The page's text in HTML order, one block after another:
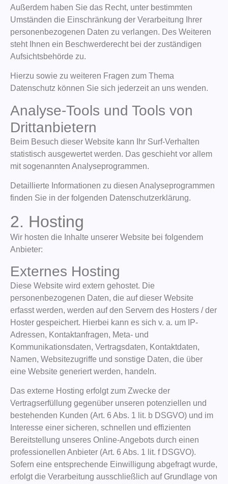
Außerdem haben Sie das Recht, unter bestimmten
Umständen die Einschränkung der Verarbeitung Ihrer
personenbezogenen Daten zu verlangen. Des Weiteren
steht Ihnen ein Beschwerderecht bei der zuständigen
Aufsichtsbehörde zu.
Hierzu sowie zu weiteren Fragen zum Thema
Datenschutz können Sie sich jederzeit an uns wenden.
Analyse-Tools und Tools von
Dritt­anbietern
Beim Besuch dieser Website kann Ihr Surf-Verhalten
statistisch ausgewertet werden. Das geschieht vor allem
mit sogenannten Analyseprogrammen.
Detaillierte Informationen zu diesen Analyseprogrammen
finden Sie in der folgenden Datenschutzerklärung.
2. Hosting
Wir hosten die Inhalte unserer Website bei folgendem
Anbieter:
Externes Hosting
Diese Website wird extern gehostet. Die
personenbezogenen Daten, die auf dieser Website
erfasst werden, werden auf den Servern des Hosters / der
Hoster gespeichert. Hierbei kann es sich v. a. um IP-
Adressen, Kontaktanfragen, Meta- und
Kommunikationsdaten, Vertragsdaten, Kontaktdaten,
Namen, Websitezugriffe und sonstige Daten, die über
eine Website generiert werden, handeln.
Das externe Hosting erfolgt zum Zwecke der
Vertragserfüllung gegenüber unseren potenziellen und
bestehenden Kunden (Art. 6 Abs. 1 lit. b DSGVO) und im
Interesse einer sicheren, schnellen und effizienten
Bereitstellung unseres Online-Angebots durch einen
professionellen Anbieter (Art. 6 Abs. 1 lit. f DSGVO).
Sofern eine entsprechende Einwilligung abgefragt wurde,
erfolgt die Verarbeitung ausschließlich auf Grundlage von